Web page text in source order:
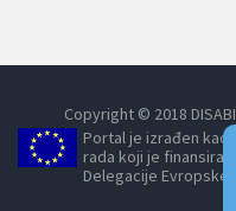
Copyright © 2018
Portal je izrađen
rada koji je
Delegacije Evropske